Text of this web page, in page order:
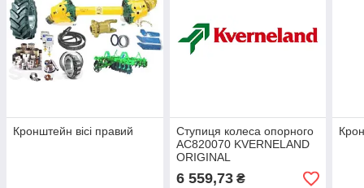
Кронштейн вісі правий
Ступиця колеса опорного
AC820070 KVERNELAND
ORIGINAL
6 559,73₴